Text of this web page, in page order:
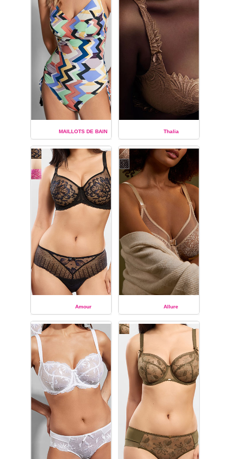
modèles de sous-
vêtements de la collection
de lingerie de luxe
Ginger
Empreinte :
du bonnet C au bonnet
soutien-gorge corbeille
armatures,
classiqueà armatures,
shorty, culotte et tanga
jarretelles amovibles.
MAILLOTS DE BAIN
EMPREINTE
Thalia
EMPREINTE
Amour
EMPREINTE
Allure
EMPREINTE